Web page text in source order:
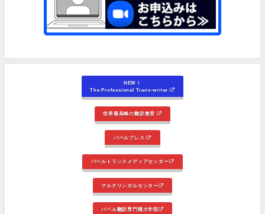
NEW！
The Professional Trans-writer
世界最高峰の翻訳教育
バベルプレス
バベルトランスメディアセンター
マルチリンガルセンター
バベル翻訳専門職大学院